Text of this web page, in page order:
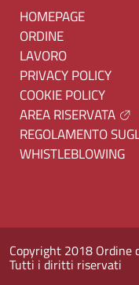
HOMEPAGE
ORDINE
LAVORO
PRIVACY POLICY
COOKIE POLICY
AREA RISERVATA
REGOLAMENTO
WHISTLEBLOWING
Copyright 2018 Ordine
Tutti i diritti riservati